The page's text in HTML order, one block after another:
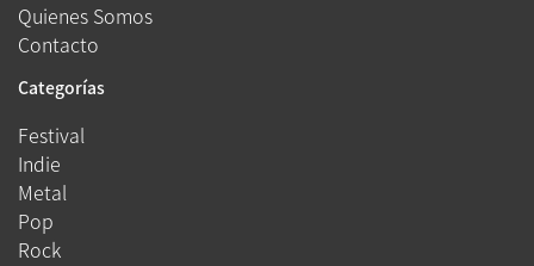
Quienes Somos
Contacto
Categorías
Festival
Indie
Metal
Pop
Rock